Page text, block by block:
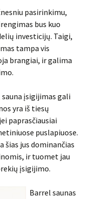
pasirinkimu,
bus kuo
investicijų. Taigi,
tampa vis
brangiai, ir galima
įsigijimas gali
yra iš tiesų
paprasčiausiai
puslapiuose.
šias jus dominančias
ir tuomet jau
įsigijimo.
Barrel saunas